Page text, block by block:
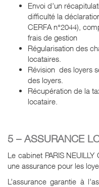
Envoi d’un
difficulté la
CERFA n°2044),
frais de gestion
Régularisation des
locataires.
Révision des loyers
des loyers.
Récupération de la
locataire.
5 – ASSURANCE
Le cabinet PARIS
une assurance pour les
L’assurance garantie à